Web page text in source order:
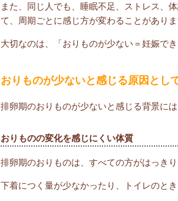
また、同じ人でも、睡眠不足、ストレス、
て、周期ごとに感じ方が変わることがありま
大切なのは、「おりものが少ない＝妊娠で
おりものが少ないと感じる原因とし
排卵期のおりものが少ないと感じる背景に
おりものの変化を感じにくい体質
排卵期のおりものは、すべての方がはっき
下着につく量が少なかったり、トイレのと